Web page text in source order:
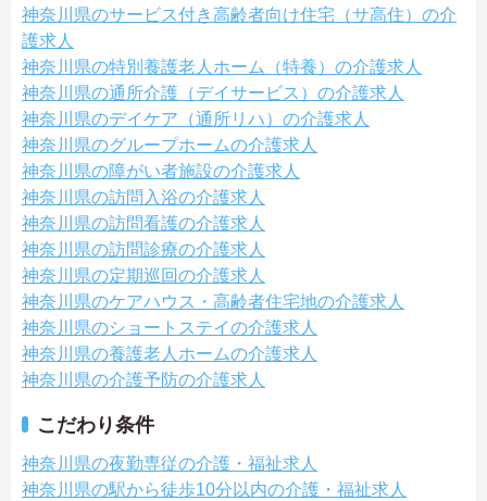
神奈川県のサービス付き高齢者向け住宅（サ高住）の介
護求人
神奈川県の特別養護老人ホーム（特養）の介護求人
神奈川県の通所介護（デイサービス）の介護求人
神奈川県のデイケア（通所リハ）の介護求人
神奈川県のグループホームの介護求人
神奈川県の障がい者施設の介護求人
神奈川県の訪問入浴の介護求人
神奈川県の訪問看護の介護求人
神奈川県の訪問診療の介護求人
神奈川県の定期巡回の介護求人
神奈川県のケアハウス・高齢者住宅地の介護求人
神奈川県のショートステイの介護求人
神奈川県の養護老人ホームの介護求人
神奈川県の介護予防の介護求人
こだわり条件
神奈川県の夜勤専従の介護・福祉求人
神奈川県の駅から徒歩10分以内の介護・福祉求人